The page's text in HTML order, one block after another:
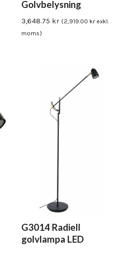
Golvbelysning
3,648.75 kr (2,919.00 krexkl.
moms)
G3014 Radiell
golvlampa LED